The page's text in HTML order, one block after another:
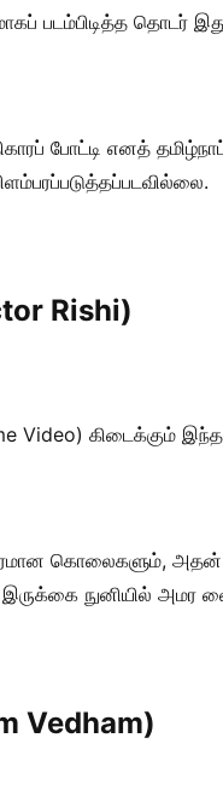
படம்பிடித்த தொடர்
போட்டி எனத்
Rishi)
கிடைக்கும் இந்த
கொலைகளும்,
நுனியில் அமர
Vedham)